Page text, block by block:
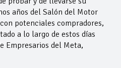
años del Salón del Motor
potenciales compradores,
a lo largo de estos días
Empresarios del Meta,